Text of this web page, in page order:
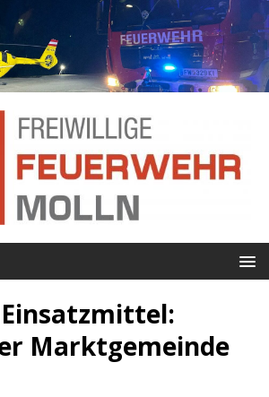
Marktgemeinde